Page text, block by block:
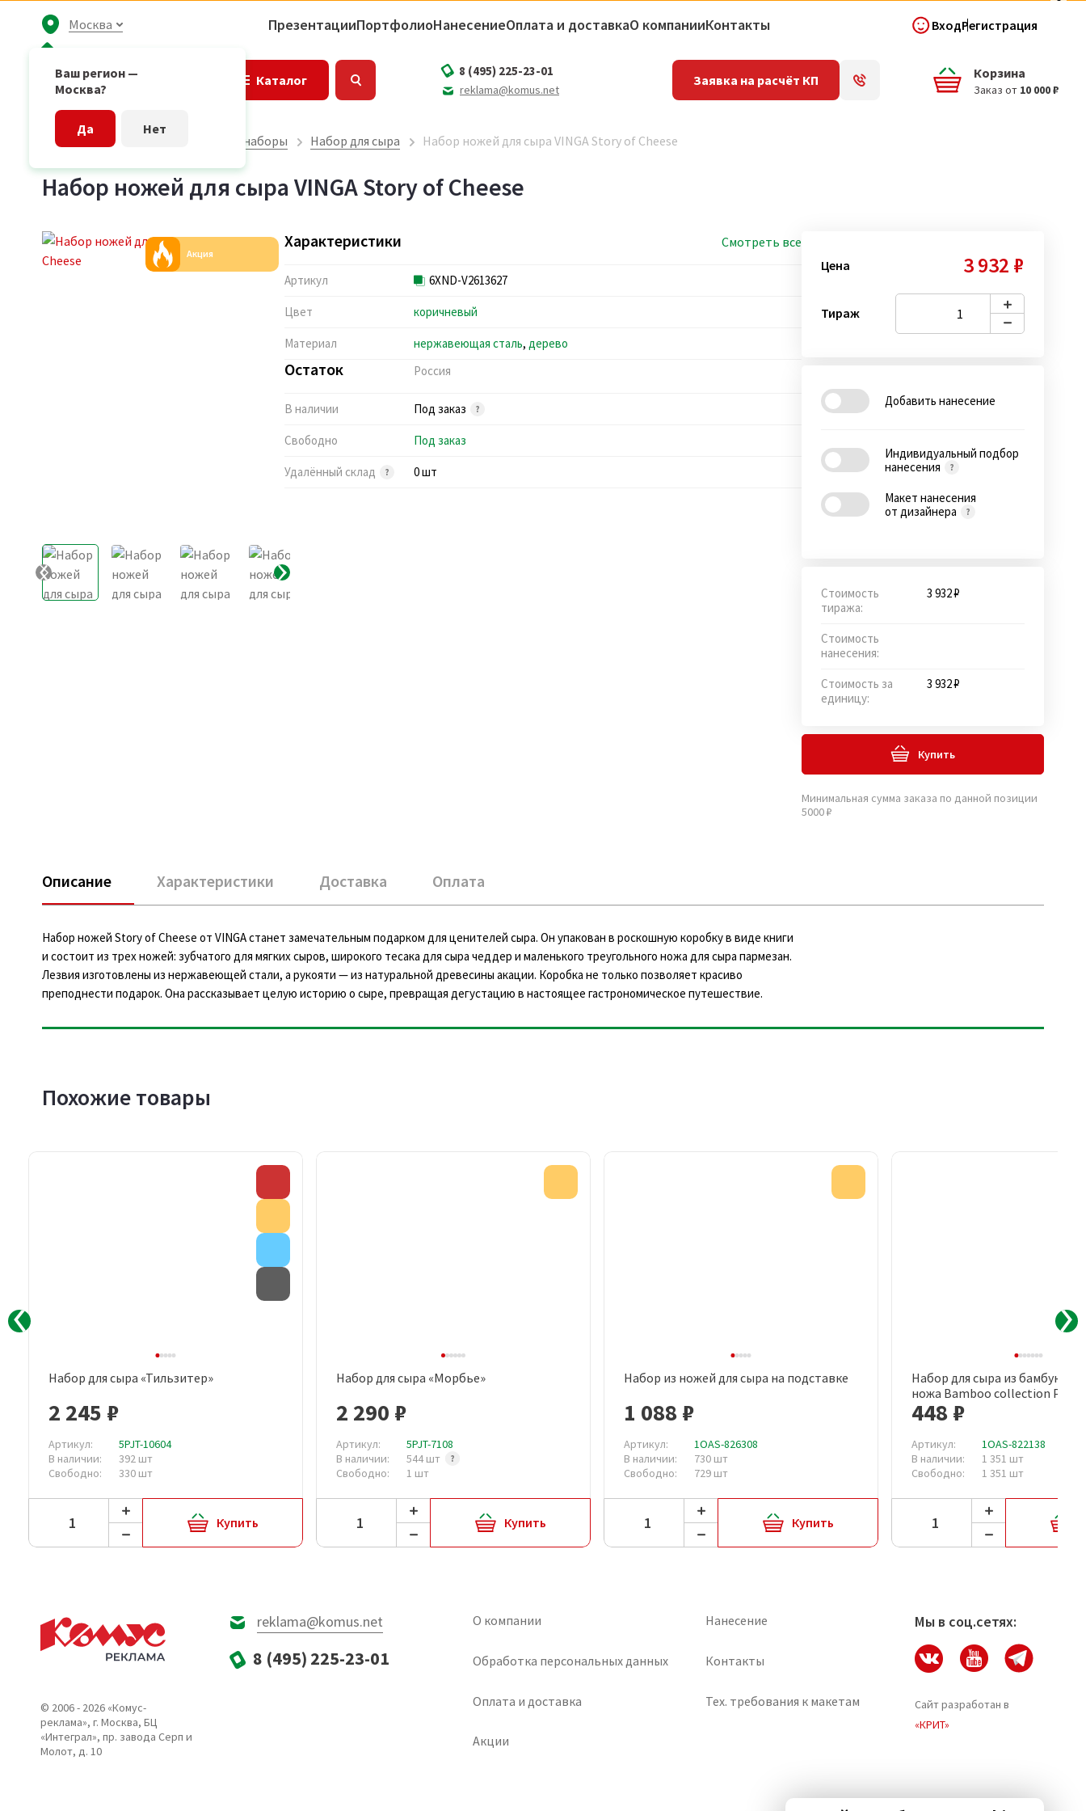
Москва
Ваш регион —
Москва?
Да Нет
ПрезентацииПортфолиоНанесениеОплата и доставкаО компанииКонтакты ВходРегистрация
Каталог Корзина
Заказ от 10 000 ₽
8 (495) 225-23-01
reklama@komus.net
Заявка на расчёт КП
Главная страница Подарочные наборы Набор для сыра Набор ножей для сыра VINGA Story of Cheese
Набор ножей для сыра VINGA Story of Cheese
Акция
Характеристики Смотреть все
Артикул 6XND-V2613627
Цвет коричневый
Материал нержавеющая сталь, дерево
Остаток Россия
В наличии Под заказ
Свободно Под заказ
Удалённый склад 0 шт
Цена 3 932 ₽
Тираж
Добавить нанесение
Индивидуальный подбор
нанесения
Макет нанесения
от дизайнера
Стоимость
тиража:
3 932 ₽
Стоимость
нанесения:
Стоимость за
единицу:
3 932 ₽
Купить
Минимальная сумма заказа по данной позиции
5000 ₽
Описание Характеристики Доставка Оплата
Набор ножей Story of Cheese от VINGA станет замечательным подарком для ценителей сыра. Он упакован в роскошную коробку в виде книги
и состоит из трех ножей: зубчатого для мягких сыров, широкого тесака для сыра чеддер и маленького треугольного ножа для сыра пармезан.
Лезвия изготовлены из нержавеющей стали, а рукояти — из натуральной древесины акации. Коробка не только позволяет красиво
преподнести подарок. Она рассказывает целую историю о сыре, превращая дегустацию в настоящее гастрономическое путешествие.
Похожие товары
Быстрый просмотр
Набор для сыра «Тильзитер»
2 245 ₽
Артикул:
5PJT-10604
В наличии:
392 шт
Свободно:
330 шт
Купить
Быстрый просмотр
Набор для сыра «Морбье»
2 290 ₽
Артикул:
5PJT-7108
В наличии:
544 шт
Свободно:
1 шт
Купить
Быстрый просмотр
Набор из ножей для сыра на подставке
1 088 ₽
Артикул:
1OAS-826308
В наличии:
730 шт
Свободно:
729 шт
Купить
Быстрый просмотр
Набор для сыра из
ножа Bamboo collection
448 ₽
Артикул:
1OAS-822138
В наличии:
1 351 шт
Свободно:
1 351 шт
© 2006 - 2026 «Комус-
реклама», г. Москва, БЦ
«Интеграл», пр. завода Серп и
Молот, д. 10
reklama@komus.net
8 (495) 225-23-01
О компании Нанесение
Обработка персональных данных Контакты
Оплата и доставка Тех. требования к макетам
Акции
Мы в соц.сетях:
Сайт разработан в
«КРИТ»